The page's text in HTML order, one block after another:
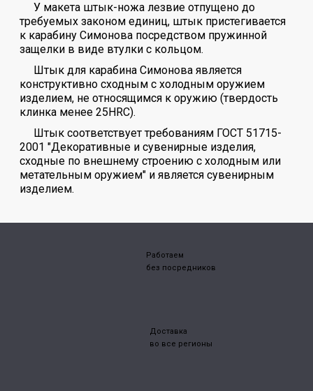
У макета штык-ножа лезвие отпущено до
требуемых законом единиц, штык пристегивается
к карабину Симонова посредством пружинной
защелки в виде втулки с кольцом.
Штык для карабина Симонова является
конструктивно сходным с холодным оружием
изделием, не относящимся к оружию (твердость
клинка менее 25HRC).
Штык соответствует требованиям ГОСТ 51715-
2001 "Декоративные и сувенирные изделия,
сходные по внешнему строению с холодным или
метательным оружием" и является сувенирным
изделием.
Работаем
без посредников
Доставка
во все регионы